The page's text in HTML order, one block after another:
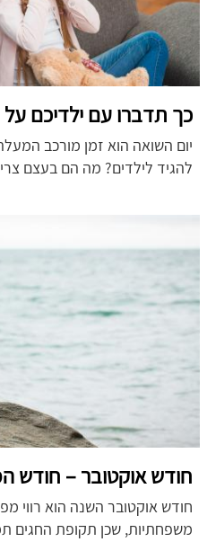
כך תדברו עם ילדיכם
יום השואה הוא זמן מורכב
להגיד לילדים? מה הם בעצם
חודש אוקטובר – חודש
חודש אוקטובר השנה הוא רווי
משפחתיות, שכן תקופת החגים